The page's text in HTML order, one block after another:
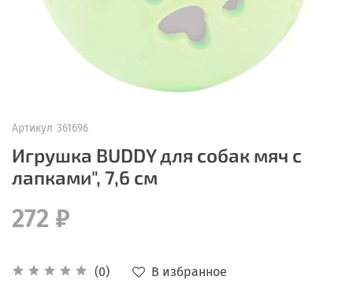
Артикул 361696
Игрушка BUDDY для собак мяч с
лапками", 7,6 см
(0) В избранное
272 ₽